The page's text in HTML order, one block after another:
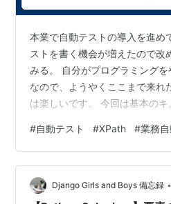
本業で自動テストの導入を進め
ストを書く機会が増えたので改
みる。 自分がプログラミング
なので、ようやくここまで来れ
は楽しいです。 今回は基本の
を選択するための言語。 XPath
記のようなHTMLがあったとす
<dog> <name>Taro</name>
<barthdate>2022/11/21</
#自動テスト #XPath #業務
Django Girls and Boys 備忘録 •